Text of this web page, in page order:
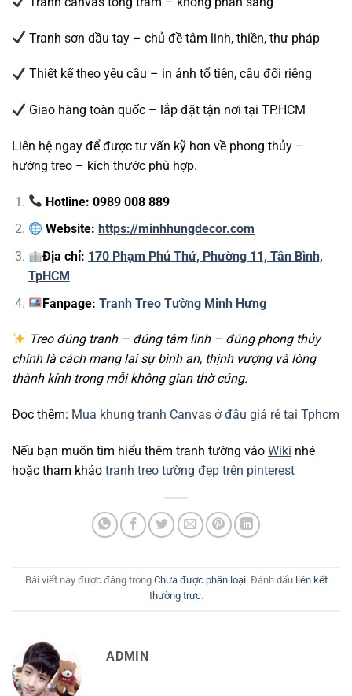
Tranh sơn dầu tay – chủ đề tâm linh, thiền, thư pháp
Thiết kế theo yêu cầu – in ảnh tổ tiên, câu đối riêng
Giao hàng toàn quốc – lắp đặt tận nơi tại TP.HCM
Liên hệ ngay để được tư vấn kỹ hơn về phong thủy –
hướng treo – kích thước phù hợp.
Hotline: 0989 008 889
Website: https://minhhungdecor.com
Địa chỉ: 170 Phạm Phú Thứ, Phường 11, Tân Bình,
TpHCM
Fanpage: Tranh Treo Tường Minh Hưng
Treo đúng tranh – đúng tâm linh – đúng phong thủy
chính là cách mang lại sự bình an, thịnh vượng và lòng
thành kính trong mỗi không gian thờ cúng.
Đọc thêm: Mua khung tranh Canvas ở đâu giá rẻ tại Tphcm
Nếu bạn muốn tìm hiểu thêm tranh tường vào Wiki nhé
hoặc tham khảo tranh treo tường đẹp trên pinterest
Bài viết này được đăng trong Chưa được phân loại. Đánh dấu liên kết
thường trực.
ADMIN